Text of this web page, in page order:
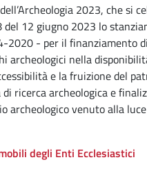
2023, che si
del 12 giugno 2023 lo
2020 - per il finanziamento
archeologici nella
e la fruizione del
ricerca archeologica e
archeologico venuto alla
degli Enti Ecclesiastici